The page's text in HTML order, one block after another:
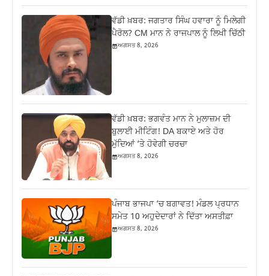
ਵੱਡੀ ਖ਼ਬਰ: ਜਗਤਾਰ ਸਿੰਘ ਹਵਾਰਾ ਨੂੰ ਮਿਲੇਗੀ
ਪੈਰੋਲ? CM ਮਾਨ ਨੇ ਰਾਜਪਾਲ ਨੂੰ ਲਿਖੀ ਚਿੱਠੀ
ਅਗਸਤ 8, 2026
ਵੱਡੀ ਖ਼ਬਰ: ਭਗਵੰਤ ਮਾਨ ਨੇ ਮੁਲਾਜ਼ਮ ਦੀ
ਬੁਲਾਈ ਮੀਟਿੰਗ! DA ਬਕਾਏ ਅਤੇ ਹੋਰ
ਮੁੱਦਿਆਂ ‘ਤੇ ਹੋਵੇਗੀ ਚਰਚਾ
ਅਗਸਤ 8, 2026
ਪੰਜਾਬ ਭਾਜਪਾ ‘ਚ ਬਗਾਵਤ! ਮੰਡਲ ਪ੍ਰਧਾਨ
ਸਮੇਤ 10 ਅਹੁਦੇਦਾਰਾਂ ਨੇ ਦਿੱਤਾ ਅਸਤੀਫ਼ਾ
ਅਗਸਤ 8, 2026